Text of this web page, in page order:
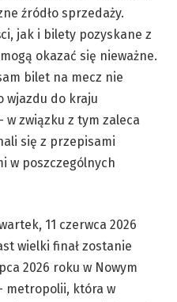
źródło sprzedaży.
jak i bilety pozyskane z
okazać się nieważne.
bilet na mecz nie
wjazdu do kraju
związku z tym zaleca
się z przepisami
w poszczególnych
11 czerwca 2026
wielki finał zostanie
2026 roku w Nowym
metropolii, która w